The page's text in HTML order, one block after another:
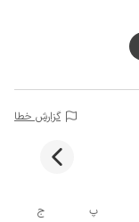
گزارش خطا
پ ج